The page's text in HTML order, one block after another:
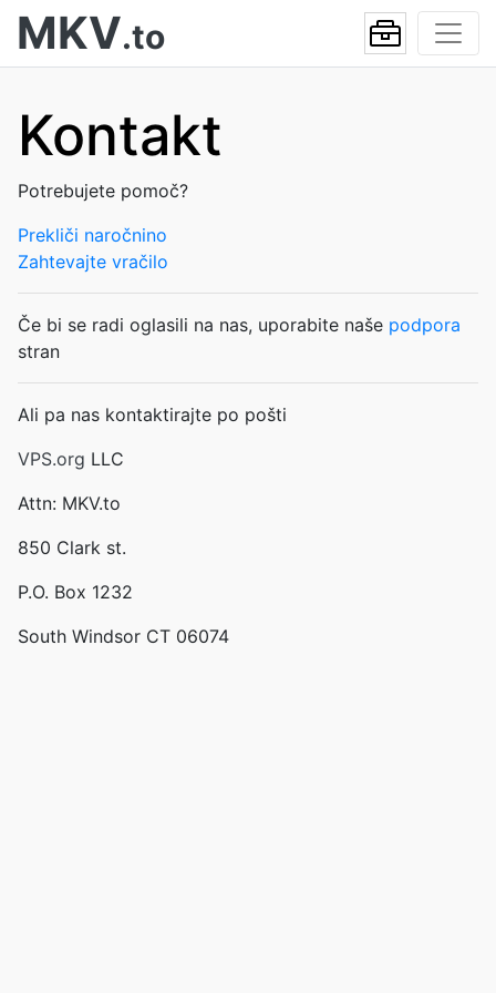
MKV.to
Kontakt
Potrebujete pomoč?
Prekliči naročnino
Zahtevajte vračilo
Če bi se radi oglasili na nas, uporabite naše podpora
stran
Ali pa nas kontaktirajte po pošti
VPS.org LLC
Attn: MKV.to
850 Clark st.
P.O. Box 1232
South Windsor CT 06074